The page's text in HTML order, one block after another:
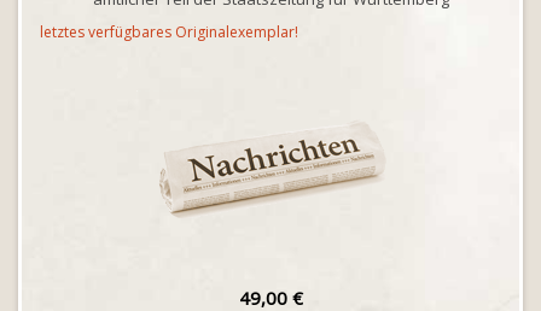
letztes verfügbares Originalexemplar!
49,00 €